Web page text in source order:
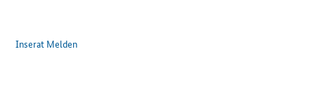
Inserat Melden